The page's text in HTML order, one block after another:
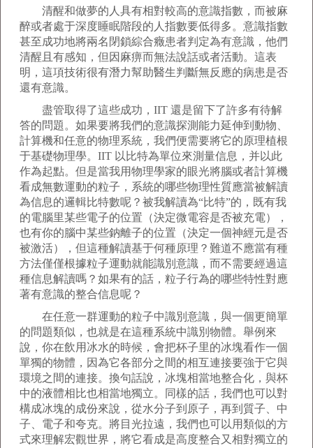
清醒和做夢的人具有相對較高的意識指數，而被麻
醉或者處于深度睡眠階段的人指數要低得多。意識指數
甚至成功地將兩名閉鎖綜合癥患者判定為有意識，他們
清醒且有感知，但因麻痹而無法說話或者活動。這表
明，這項技術很有潛力幫助醫生判斷無反應的病患是否
還有意識。
盡管取得了這些成功，IIT 還是留下了許多有待解
答的問題。如果要將我們的意識探測能力延伸到動物、
計算機和任意的物理系統，我們便需要將它的原理植根
于基礎物理學。IIT 以比特為單位來測量信息，并以此
作為起點。但是當我用物理學家的眼光將腦或者計算機
看成無數運動的粒子，系統的哪些物理性質應當被解讀
為信息的邏輯比特數呢？被我解讀為“比特”的，既有我
的電腦里某些電子的位置（決定微電容是否被充電），
也有你的腦中某些鈉離子的位置（決定一個神經元是否
被激活），但這種解讀基于何種原理？難道不應當有種
方法僅僅根據粒子運動就能識別意識，而不需要經過這
種信息解讀嗎？如果有的話，粒子行為的哪些特性對應
著有意識的整合信息呢？
在任意一群運動的粒子中識別意識，與一個更簡單
的問題類似，也就是在這種系統中識別物體。舉例來
說，你在飲用冰水的時候，會把杯子里的冰塊看作一個
單獨的物體，因為它各部分之間的相互連接要強于它與
環境之間的連接。換句話說，冰塊相當地整合化，與杯
中的液體相比也相當地獨立。同樣的話，我們也可以對
構成冰塊的成份來說，從水分子到原子，再到質子、中
子、電子和夸克。將目光拉遠，我們也可以用類似的方
式來理解宏觀世界，將它看成是高度整合又相對獨立的